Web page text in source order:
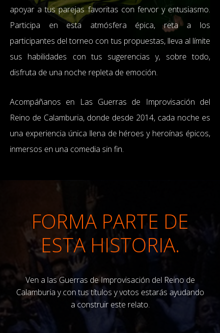
apoyar a tus parejas favoritas con fervor y entusiasmo.
Participa en esta atmósfera épica, reta a los
participantes del torneo con tus propuestas, lleva al límite
sus habilidades con tus sugerencias y, sobre todo,
disfruta de una noche repleta de emoción.
Acompáñanos en Las Guerras de Improvisación del
Reino de Calamburia, donde desde 2014, cada noche es
una experiencia única llena de héroes y heroínas épicos,
inmersos en una comedia sin fin.
FORMA PARTE DE
ESTA HISTORIA.
Ven a las Guerras de Improvisación del Reino de
Calamburia y con tus títulos y votos estarás ayudando
a construir este relato.